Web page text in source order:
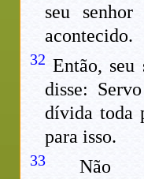
seu
acontecido.
32 Então, seu
disse:
dívida toda
para isso.
33 Não